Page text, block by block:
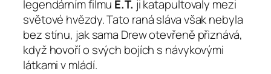
legendárním filmu E.T. ji katapultovaly mezi
světové hvězdy. Tato raná sláva však nebyla
bez stínu, jak sama Drew otevřeně přiznává,
když hovoří o svých bojích s návykovými
látkami v mládí.